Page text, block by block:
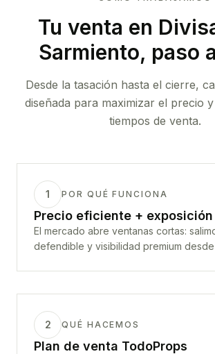
Tu venta en
Sarmiento, paso
Desde la tasación hasta el cierre,
diseñada para maximizar el precio
tiempos de venta.
1 POR QUÉ FUNCIONA
Precio eficiente + exposición
El mercado abre ventanas cortas:
defendible y visibilidad premium
2 QUÉ HACEMOS
Plan de venta TodoProps